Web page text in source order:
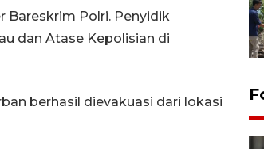
Polri. Penyidik
dan Atase Kepolisian di
berhasil dievakuasi dari lokasi